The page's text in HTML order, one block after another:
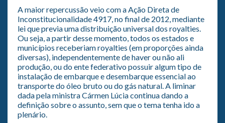
A maior repercussão veio com a Ação Direta de
Inconstitucionalidade 4917, no final de 2012, mediante
lei que previa uma distribuição universal dos royalties.
Ou seja, a partir desse momento, todos os estados e
municípios receberiam royalties (em proporções ainda
diversas), independentemente de haver ou não ali
produção, ou do ente federativo possuir algum tipo de
instalação de embarque e desembarque essencial ao
transporte do óleo bruto ou do gás natural. A liminar
dada pela ministra Cármen Lúcia continua dando a
definição sobre o assunto, sem que o tema tenha ido a
plenário.